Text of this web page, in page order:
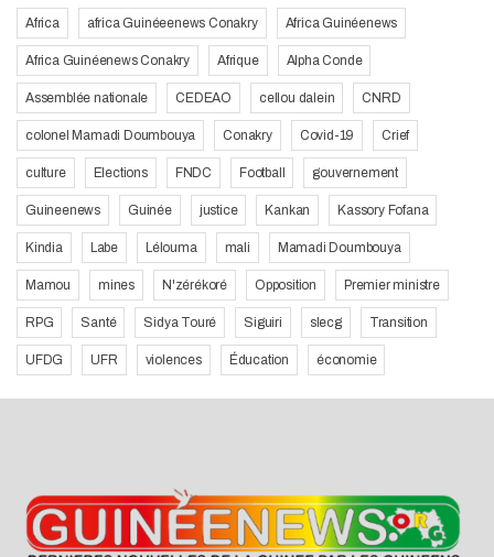
Africa africa Guinéeenews Conakry Africa Guinéenews
Africa Guinéenews Conakry Afrique Alpha Conde
Assemblée nationale CEDEAO cellou dalein CNRD
colonel Mamadi Doumbouya Conakry Covid-19 Crief
culture Elections FNDC Football gouvernement
Guineenews Guinée justice Kankan Kassory Fofana
Kindia Labe Lélouma mali Mamadi Doumbouya
Mamou mines N'zérékoré Opposition Premier ministre
RPG Santé Sidya Touré Siguiri slecg Transition
UFDG UFR violences Éducation économie